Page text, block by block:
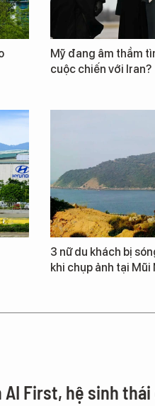
Mỹ đang âm thầm
cuộc chiến với Iran?
3 nữ du khách bị
khi chụp ảnh tại Mũi
First, hệ sinh